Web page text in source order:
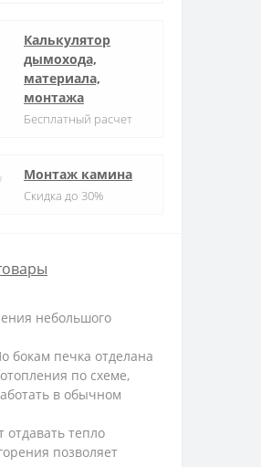
Калькулятор
дымохода,
материала,
монтажа
Бесплатный расчет
Монтаж камина
Скидка до 30%
небольшого
бокам печка отделана
по схеме,
в обычном
тепло
позволяет